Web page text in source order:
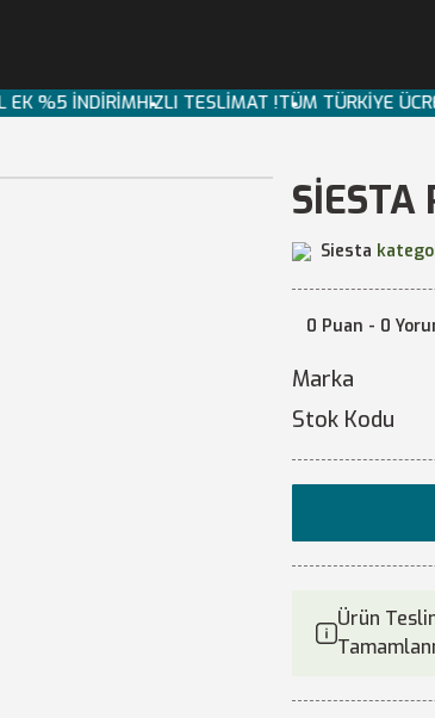
EK %5 İNDİRİMHIZLI TESLİMAT !TÜM TÜRKİYE
SİESTA
Siesta
0 Puan - 0
Marka
Stok Kodu
Ürün